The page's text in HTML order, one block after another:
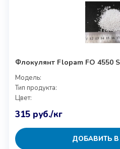
Флокулянт Flopam FO 4550
Модель:
Тип продукта:
Цвет:
315 руб./кг
ДОБАВИТЬ